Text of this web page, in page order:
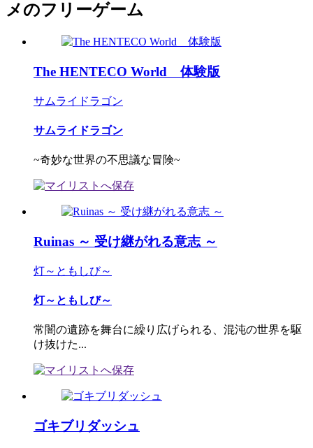
メのフリーゲーム
The HENTECO World 体験版
サムライドラゴン
サムライドラゴン
~奇妙な世界の不思議な冒険~
Ruinas ～ 受け継がれる意志 ～
灯～ともしび～
灯～ともしび～
常闇の遺跡を舞台に繰り広げられる、混沌の世界を駆
け抜けた...
ゴキブリダッシュ